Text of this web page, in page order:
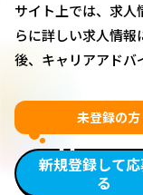
サイト上では、求人
らに詳しい求人情
後、キャリアアドバ
未登録の方
新規登録して
る